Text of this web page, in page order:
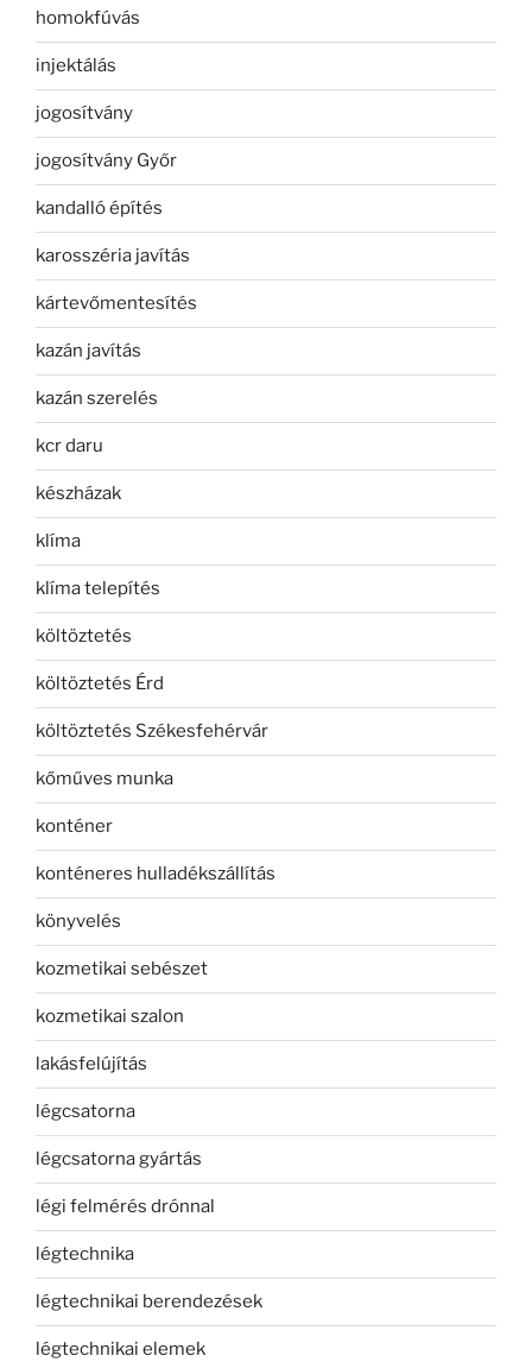
homokfúvás
injektálás
jogosítvány
jogosítvány Győr
kandalló építés
karosszéria javítás
kártevőmentesítés
kazán javítás
kazán szerelés
kcr daru
készházak
klíma
klíma telepítés
költöztetés
költöztetés Érd
költöztetés Székesfehérvár
kőműves munka
konténer
konténeres hulladékszállítás
könyvelés
kozmetikai sebészet
kozmetikai szalon
lakásfelújítás
légcsatorna
légcsatorna gyártás
légi felmérés drónnal
légtechnika
légtechnikai berendezések
légtechnikai elemek